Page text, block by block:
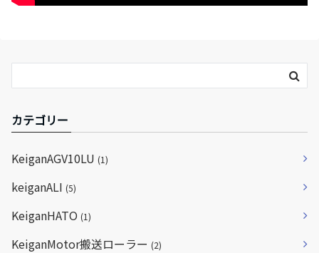
カテゴリー
KeiganAGV10LU (1)
keiganALI (5)
KeiganHATO (1)
KeiganMotor搬送ローラー (2)